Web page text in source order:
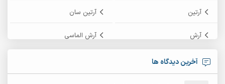
آرتین آرتین سان
آرش آرش الماسی
آرش امامی
آخرین دیدگاه ها